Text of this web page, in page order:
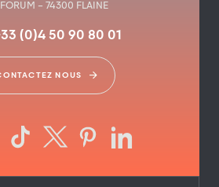
FORUM – 74300 FLAINE
(0)4 50 90 80 01
NOUS